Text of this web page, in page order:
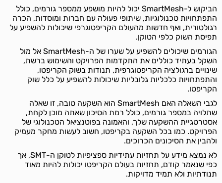
הביקוש ל-SmartMesh יכול להיות מושפע ממספר גורמים, כולל
התפתחויות טכנולוגיות, שיתופי פעולה עם חברות ומוסדות, הכרה
רגולטורית, ואף חדשות מהעולם הקריפטוגרפי שיכולות להשפיע על
תפיסת השוק כלפי הטוקן.
הגורמים שיכולים להשפיע על שערו של ה-SmartMesh אל מול
השקל בעתיד כוללים את התקדמות הפרויקט והשימוש ברשת,
שינויים ברגולציה הקריפטוגרפית, תנודות בשוק הקריפטו,
והתפתחויות כלכליות גלובליות שיכולות להשפיע על כלל שוק
הקריפטו.
לגבי השאלה האם SmartMesh הוא השקעה טובה, זו שאלה
שתלויה במספר גורמים, כולל רמת הסיכון שאתה מוכן לקחת,
אסטרטגיית ההשקעה שלך, והאמונה בפוטנציאל הטכנולוגי של
הפרויקט. כמו בכל השקעה בקריפטו, חשוב לעשות מחקר מעמיק
ולהבין את הסיכונים הכרוכים.
לא נמצא מידע על תחזיות עתידיות ספציפיות לטוקן ה-SMT, אך
כפי שנאמר קודם, תחזיות בעולם הקריפטו יכולות להיות מאוד
תנודתיות ולא תמיד מדויקות.